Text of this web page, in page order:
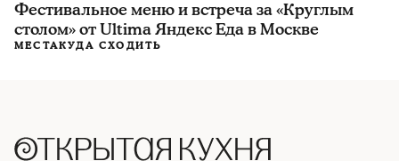
Фестивальное меню и встреча за «Круглым
столом» от Ultima Яндекс Еда в Москве
МЕСТАКУДА СХОДИТЬ